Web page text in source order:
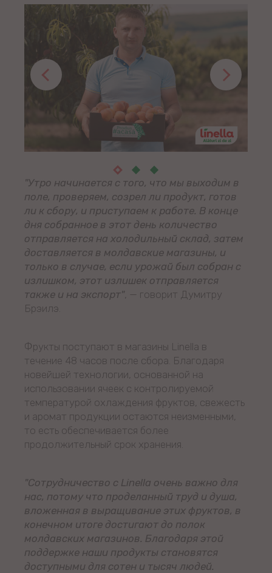
"Утро начинается с того, что мы выходим в
поле, проверяем, созрел ли продукт, готов
ли к сбору, и приступаем к работе. В конце
дня собранное в этот день количество
отправляется на холодильный склад, затем
доставляется в молдавские магазины, и
только в случае, если урожай был собран с
излишком, этот излишек отправляется
также и на экспорт" , — говорит Думитру
Брэилэ.
Фрукты поступают в магазины Linella в
течение 48 часов после сбора. Благодаря
новейшей технологии, основанной на
использовании ячеек с контролируемой
температурой охлаждения фруктов, свежесть
и аромат продукции остаются неизменными,
то есть обеспечивается более
продолжительный срок хранения.
"Сотрудничество с Linella очень важно для
нас, потому что проделанный труд и душа,
вложенная в выращивание этих фруктов, в
конечном итоге достигают до полок
молдавских магазинов. Благодаря этой
поддержке наши продукты становятся
доступными для сотен и тысяч людей.